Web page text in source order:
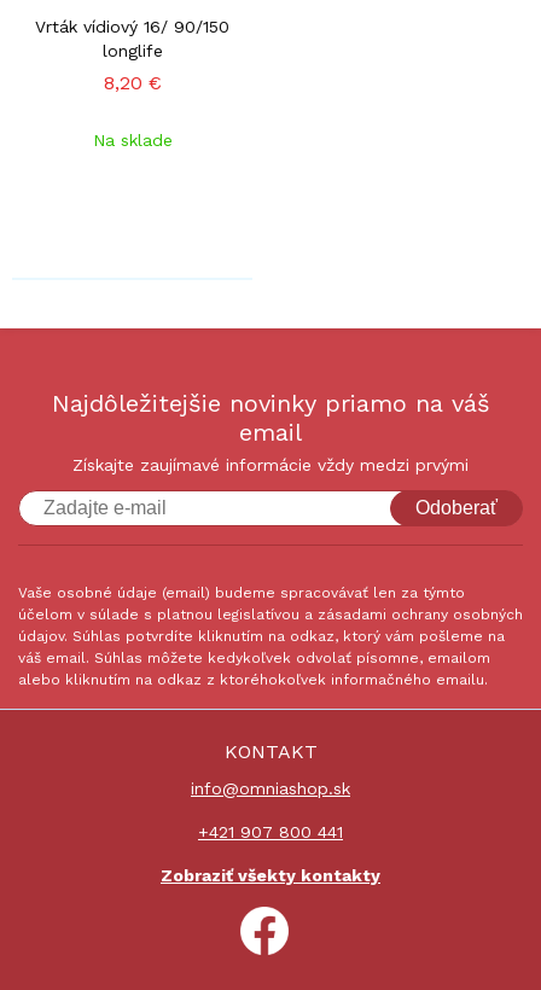
Vrták vídiový 16/ 90/150
longlife
8,20 €
Na sklade
Najdôležitejšie novinky priamo na váš
email
Získajte zaujímavé informácie vždy medzi prvými
Odoberať
Vaše osobné údaje (email) budeme spracovávať len za týmto
účelom v súlade s platnou legislatívou a zásadami ochrany osobných
údajov. Súhlas potvrdíte kliknutím na odkaz, ktorý vám pošleme na
váš email. Súhlas môžete kedykoľvek odvolať písomne, emailom
alebo kliknutím na odkaz z ktoréhokoľvek informačného emailu.
KONTAKT
info@omniashop.sk
+421 907 800 441
Zobraziť všekty kontakty